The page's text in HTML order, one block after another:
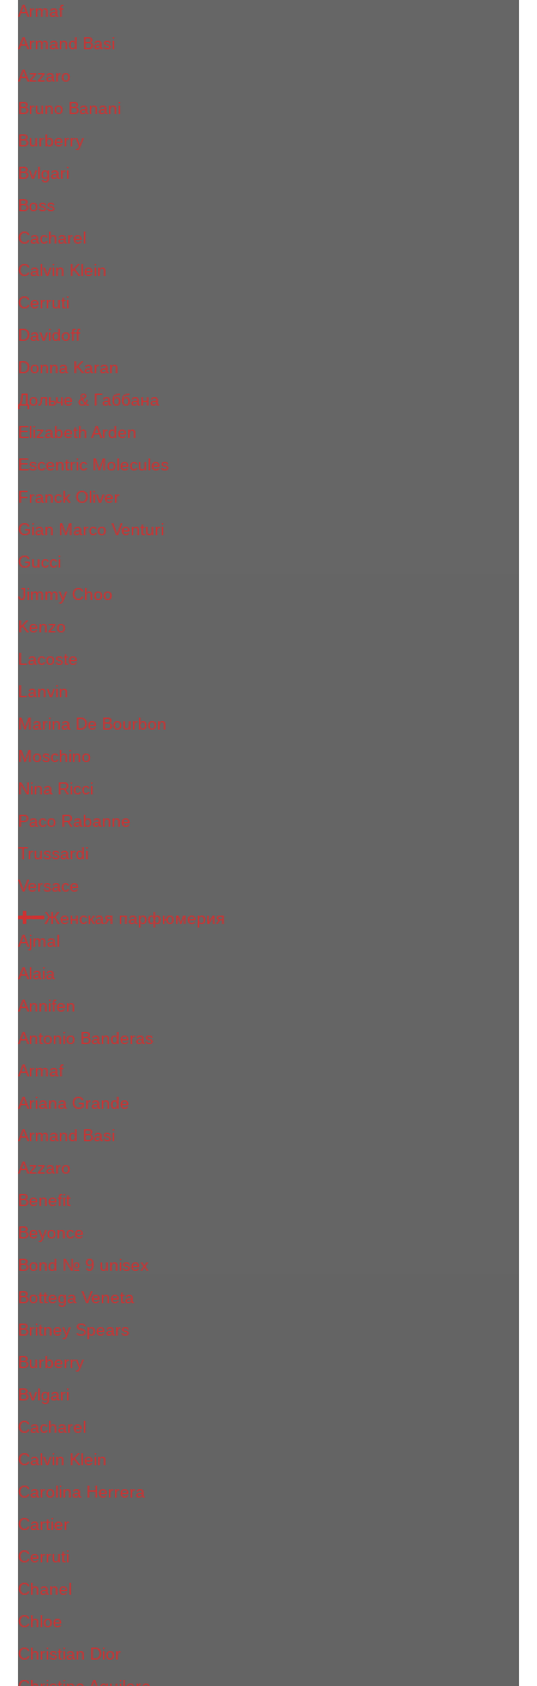
Armaf
Armand Basi
Azzaro
Bruno Banani
Burberry
Bvlgari
Boss
Cacharel
Calvin Klein
Cerruti
Davidoff
Donna Karan
Дольче & Габбана
Elizabeth Arden
Escentric Molecules
Franck Oliver
Gian Marco Venturi
Gucci
Jimmy Choo
Kenzo
Lacoste
Lanvin
Marina De Bourbon
Moschino
Nina Ricci
Paco Rabanne
Trussardi
Versace
Женская парфюмерия
Ajmal
Alaia
Annifen
Antonio Banderas
Armaf
Ariana Grande
Armand Basi
Azzaro
Benefit
Beyonce
Bond № 9 unisex
Bottega Veneta
Britney Spears
Burberry
Bvlgari
Cacharel
Calvin Klein
Carolina Herrera
Cartier
Cerruti
Сhanеl
Chloe
Christian Dior